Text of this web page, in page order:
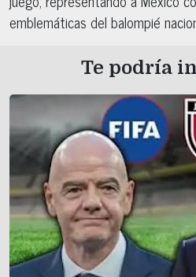
emblemáticas del balompié
Te podría